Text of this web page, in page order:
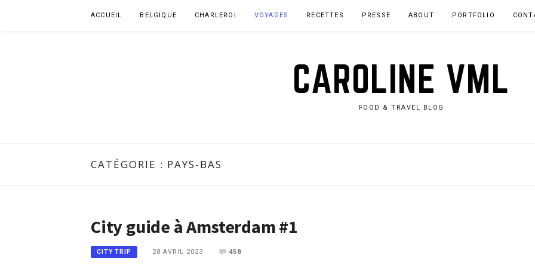
ACCUEIL BELGIQUE CHARLEROI VOYAGES RECETTES PRESSE ABOUT PORTFOLIO
CAROLINE VML
FOOD & TRAVEL BLOG
CATÉGORIE : PAYS-BAS
City guide à Amsterdam #1
CITY TRIP 28 AVRIL 2023 458